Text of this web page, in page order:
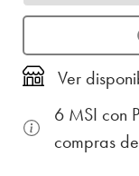
Ver
6 MSI con
compras